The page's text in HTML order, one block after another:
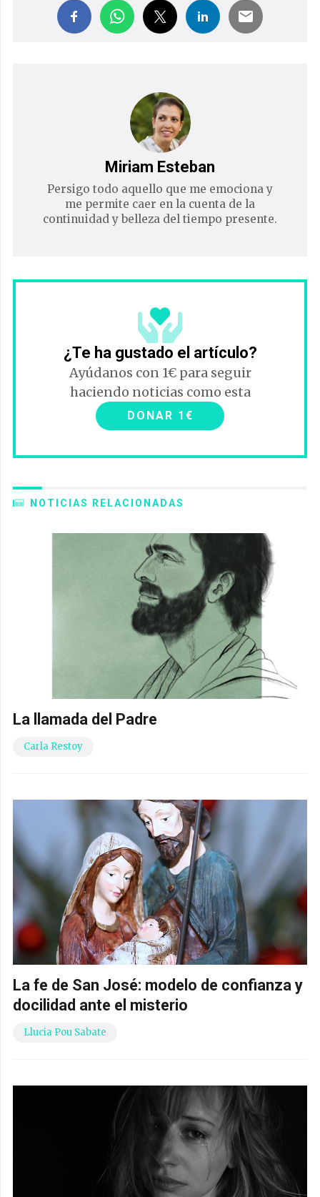
Miriam Esteban
Persigo todo aquello que me emociona y
me permite caer en la cuenta de la
continuidad y belleza del tiempo presente.
¿Te ha gustado el artículo?
Ayúdanos con 1€ para seguir
haciendo noticias como esta
DONAR 1€
NOTICIAS RELACIONADAS
La llamada del Padre
Carla Restoy
La fe de San José: modelo de confianza y
docilidad ante el misterio
Llucia Pou Sabate